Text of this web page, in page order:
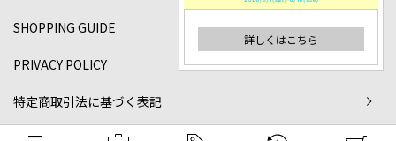
詳しくはこちら
SHOPPING GUIDE
PRIVACY POLICY
特定商取引法に基づく表記